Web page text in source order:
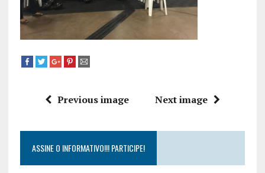
Previous image Next image
ASSINE O INFORMATIVO!!! PARTICIPE!